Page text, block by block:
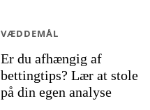
Er du afhængig af
bettingtips? Lær at stole
på din egen analyse
VÆDDEMÅL